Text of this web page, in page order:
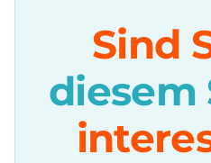
Sind
diesem